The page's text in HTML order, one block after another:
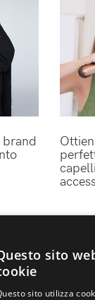
sito
sito utilizza